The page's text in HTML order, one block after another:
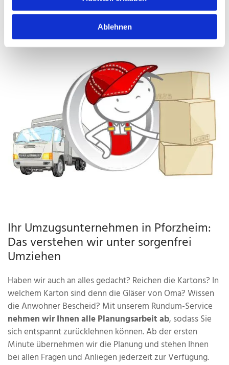
Ablehnen
Ihr Umzugsunternehmen in Pforzheim:
Das verstehen wir unter sorgenfrei
Umziehen
Haben wir auch an alles gedacht? Reichen die Kartons? In
welchem Karton sind denn die Gläser von Oma? Wissen
die Anwohner Bescheid? Mit unserem Rundum-Service
nehmen wir Ihnen alle Planungsarbeit ab, sodass Sie
sich entspannt zurücklehnen können. Ab der ersten
Minute übernehmen wir die Planung und stehen Ihnen
bei allen Fragen und Anliegen jederzeit zur Verfügung.